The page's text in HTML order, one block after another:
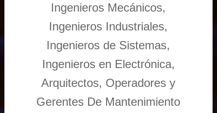
Ingenieros Mecánicos,
Ingenieros Industriales,
Ingenieros de Sistemas,
Ingenieros en Electrónica,
Arquitectos, Operadores y
Gerentes De Mantenimiento